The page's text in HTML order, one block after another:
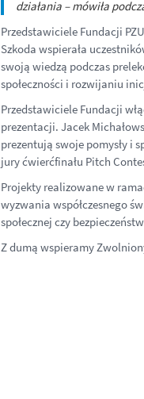
działania – mówiła
Przedstawiciele Fundacji
Szkoda wspierała
swoją wiedzą podczas
społeczności i rozwijaniu
Przedstawiciele Fundacji
prezentacji. Jacek
prezentują swoje pomysły i
jury ćwierćfinału Pitch
Projekty realizowane w
wyzwania współczesnego
społecznej czy
Z dumą wspieramy